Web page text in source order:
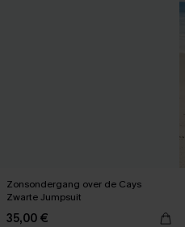
Zonsondergang over de Cays
Zwarte Jumpsuit
35,00 €